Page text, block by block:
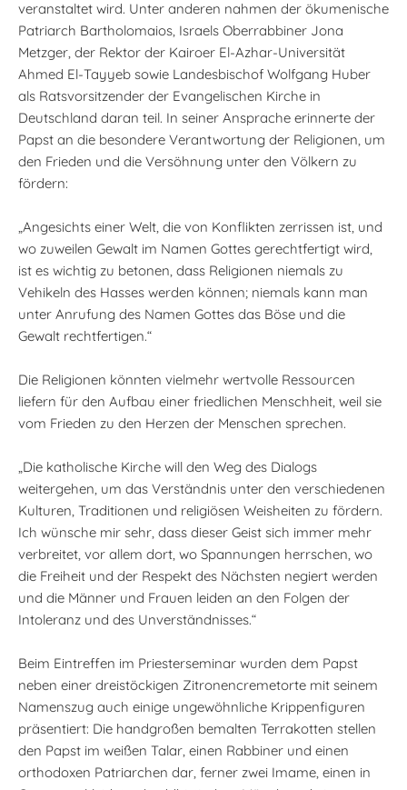
veranstaltet wird. Unter anderen nahmen der ökumenische
Patriarch Bartholomaios, Israels Oberrabbiner Jona
Metzger, der Rektor der Kairoer El-Azhar-Universität
Ahmed El-Tayyeb sowie Landesbischof Wolfgang Huber
als Ratsvorsitzender der Evangelischen Kirche in
Deutschland daran teil. In seiner Ansprache erinnerte der
Papst an die besondere Verantwortung der Religionen, um
den Frieden und die Versöhnung unter den Völkern zu
fördern:
„Angesichts einer Welt, die von Konflikten zerrissen ist, und
wo zuweilen Gewalt im Namen Gottes gerechtfertigt wird,
ist es wichtig zu betonen, dass Religionen niemals zu
Vehikeln des Hasses werden können; niemals kann man
unter Anrufung des Namen Gottes das Böse und die
Gewalt rechtfertigen.“
Die Religionen könnten vielmehr wertvolle Ressourcen
liefern für den Aufbau einer friedlichen Menschheit, weil sie
vom Frieden zu den Herzen der Menschen sprechen.
„Die katholische Kirche will den Weg des Dialogs
weitergehen, um das Verständnis unter den verschiedenen
Kulturen, Traditionen und religiösen Weisheiten zu fördern.
Ich wünsche mir sehr, dass dieser Geist sich immer mehr
verbreitet, vor allem dort, wo Spannungen herrschen, wo
die Freiheit und der Respekt des Nächsten negiert werden
und die Männer und Frauen leiden an den Folgen der
Intoleranz und des Unverständnisses.“
Beim Eintreffen im Priesterseminar wurden dem Papst
neben einer dreistöckigen Zitronencremetorte mit seinem
Namenszug auch einige ungewöhnliche Krippenfiguren
präsentiert: Die handgroßen bemalten Terrakotten stellen
den Papst im weißen Talar, einen Rabbiner und einen
orthodoxen Patriarchen dar, ferner zwei Imame, einen in